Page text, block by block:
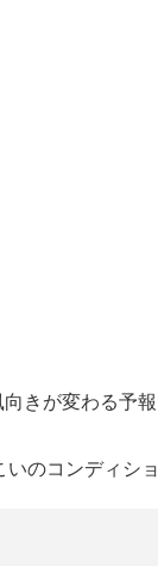
きが変わる予
のコンディショ